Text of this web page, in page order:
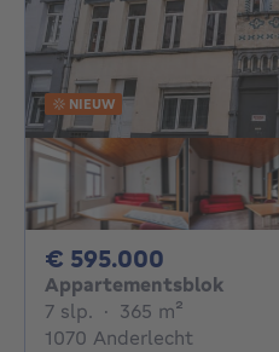
NIEUW
€ 595.000
Appartementsblok
7 slp. 7 slaapkamers
· 365 m²
1070 Anderlecht